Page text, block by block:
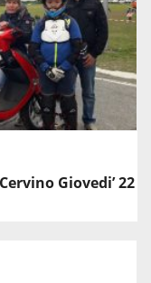
Giovedi’ 22